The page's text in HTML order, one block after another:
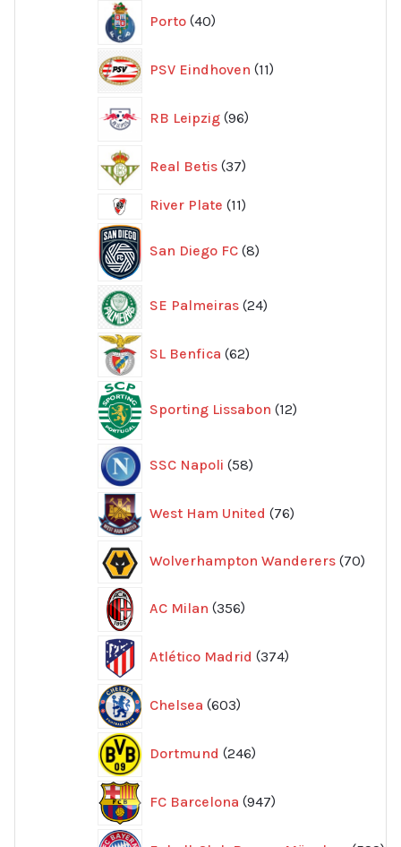
Porto 40
produkter
PSV Eindhoven 11
produkter
RB Leipzig 96
produkter
Real Betis 37
produkter
River Plate 1111
San Diego FC 8produkter
SE Palmeiras 24
produkter
SL Benfica 62
produkter
Sporting Lissabon 12produkter
SSC Napoli 58
produkter
West Ham United 76
produkter
Wolverhampton Wanderers 70
AC Milan 356
produkter
Atlético Madrid 374
produkter
Chelsea 603
produkter
Dortmund 246
produkter
FC Barcelona 947
produkter